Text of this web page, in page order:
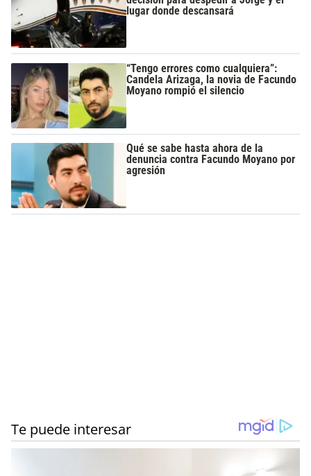
lugar donde descansará
“Tengo errores como cualquiera”:
Candela Arizaga, la novia de Facundo
Moyano rompió el silencio
Qué se sabe hasta ahora de la
denuncia contra Facundo Moyano por
agresión